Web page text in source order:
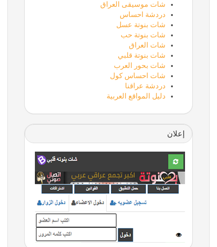
شات موسيقى العراق
دردشة احساس
شات بنوتة عسل
شات بنوتة حب
شات العراق
شات بنوتة قلبي
شات بحور العرب
شات احساس كول
دردشة عراقنا
دليل المواقع العربية
إعلان